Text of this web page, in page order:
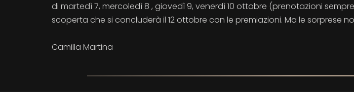
di martedì 7, mercoledì 8 , giovedì 9, venerdì 10 ottobre (prenotazioni
scoperta che si concluderà il 12 ottobre con le premiazioni. Ma le sorprese
Camilla Martina